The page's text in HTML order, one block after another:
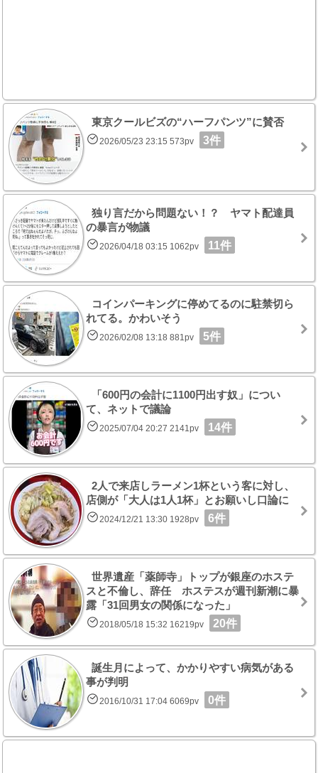
東京クールビズの“ハーフパンツ”に賛否
2026/05/23 23:15 573pv 3件
独り言だから問題ない！？ ヤマト配達員
の暴言が物議
2026/04/18 03:15 1062pv 11件
コインパーキングに停めてるのに駐禁切ら
れてる。かわいそう
2026/02/08 13:18 881pv 5件
「600円の会計に1100円出す奴」につい
て、ネットで議論
2025/07/04 20:27 2141pv 14件
2人で来店しラーメン1杯という客に対し、
店側が「大人は1人1杯」とお願いし口論に
2024/12/21 13:30 1928pv 6件
世界遺産「薬師寺」トップが銀座のホステ
スと不倫し、辞任 ホステスが週刊新潮に暴
露「31回男女の関係になった」
2018/05/18 15:32 16219pv 20件
誕生月によって、かかりやすい病気がある
事が判明
2016/10/31 17:04 6069pv 0件